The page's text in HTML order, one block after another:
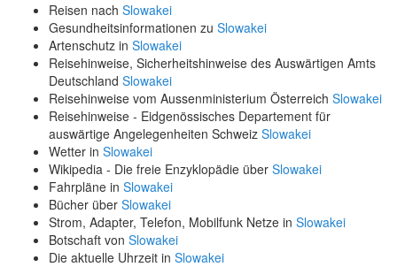
Reisen nach Slowakei
Gesundheitsinformationen zu Slowakei
Artenschutz in Slowakei
Reisehinweise, Sicherheitshinweise des Auswärtigen Amts
Deutschland Slowakei
Reisehinweise vom Aussenministerium Österreich Slowakei
Reisehinweise - Eidgenössisches Departement für
auswärtige Angelegenheiten Schweiz Slowakei
Wetter in Slowakei
Wikipedia - Die freie Enzyklopädie über Slowakei
Fahrpläne in Slowakei
Bücher über Slowakei
Strom, Adapter, Telefon, Mobilfunk Netze in Slowakei
Botschaft von Slowakei
Die aktuelle Uhrzeit in Slowakei